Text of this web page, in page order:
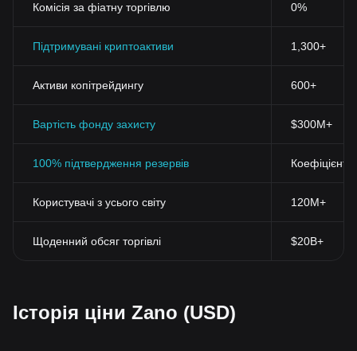
Комісія за фіатну торгівлю 0%
Підтримувані криптоактиви 1,300+
Активи копітрейдингу 600+
Вартість фонду захисту $300M+
100% підтвердження резервів Коефіцієнт
Користувачі з усього світу 120M+
Щоденний обсяг торгівлі $20B+
Історія ціни Zano (USD)